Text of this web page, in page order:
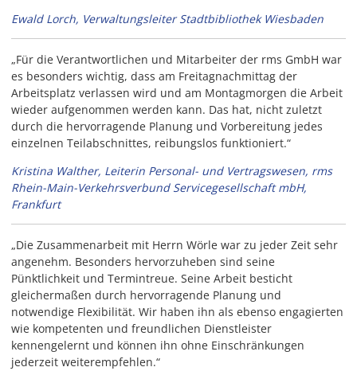
Ewald Lorch, Verwaltungsleiter Stadtbibliothek Wiesbaden
„Für die Verantwortlichen und Mitarbeiter der rms GmbH war
es besonders wichtig, dass am Freitagnachmittag der
Arbeitsplatz verlassen wird und am Montagmorgen die Arbeit
wieder aufgenommen werden kann. Das hat, nicht zuletzt
durch die hervorragende Planung und Vorbereitung jedes
einzelnen Teilabschnittes, reibungslos funktioniert.“
Kristina Walther, Leiterin Personal- und Vertragswesen, rms
Rhein-Main-Verkehrsverbund Servicegesellschaft mbH,
Frankfurt
„Die Zusammenarbeit mit Herrn Wörle war zu jeder Zeit sehr
angenehm. Besonders hervorzuheben sind seine
Pünktlichkeit und Termintreue. Seine Arbeit besticht
gleichermaßen durch hervorragende Planung und
notwendige Flexibilität. Wir haben ihn als ebenso engagierten
wie kompetenten und freundlichen Dienstleister
kennengelernt und können ihn ohne Einschränkungen
jederzeit weiterempfehlen.“